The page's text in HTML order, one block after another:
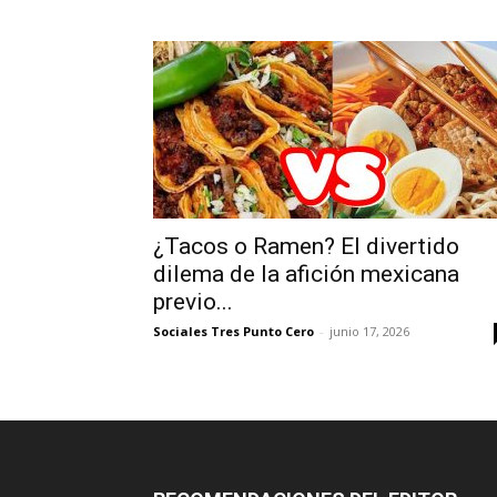
¿Tacos o Ramen? El divertido
dilema de la afición mexicana
previo...
Sociales Tres Punto Cero - junio 17, 2026